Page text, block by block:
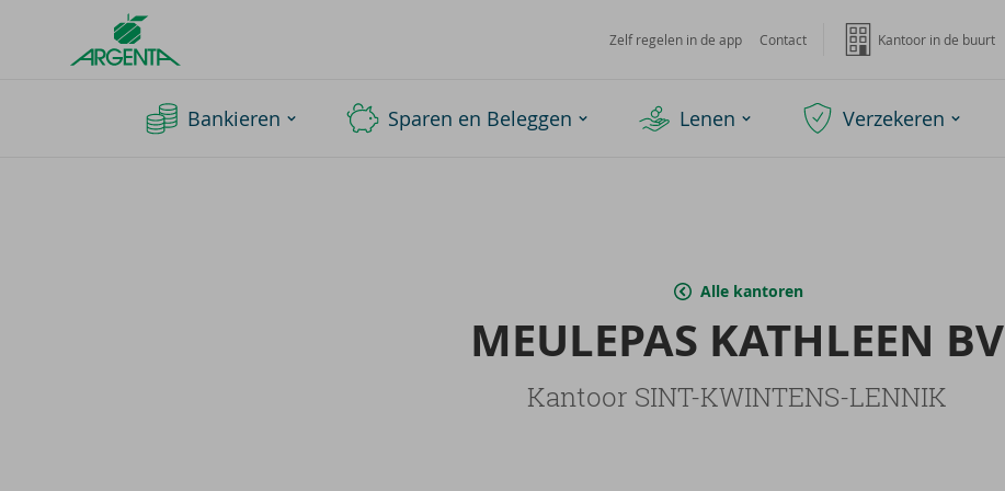
Argenta
Homepage
Zelf regelen in de app Contact Kantoor in de buurt
Bankieren Sparen en Beleggen Lenen Verzekeren
Alle kantoren
MEU­LE­PAS KA­TH­LEEN BV
Kantoor SINT-KWINTENS-LENNIK